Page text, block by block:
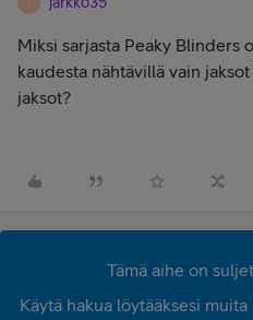
J
Miksi sarjasta Peaky Blinders
kaudesta nähtävillä vain
jaksot?
Tämä aihe on
Käytä hakua löytääksesi